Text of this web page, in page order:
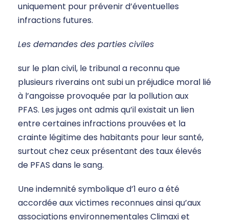
uniquement pour prévenir d’éventuelles
infractions futures.
Les demandes des parties civiles
sur le plan civil, le tribunal a reconnu que
plusieurs riverains ont subi un préjudice moral lié
à l’angoisse provoquée par la pollution aux
PFAS. Les juges ont admis qu’il existait un lien
entre certaines infractions prouvées et la
crainte légitime des habitants pour leur santé,
surtout chez ceux présentant des taux élevés
de PFAS dans le sang.
Une indemnité symbolique d’1 euro a été
accordée aux victimes reconnues ainsi qu’aux
associations environnementales Climaxi et